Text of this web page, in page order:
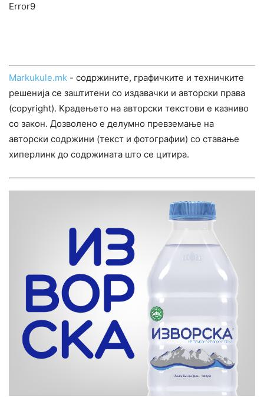
Error9
Markukule.mk - содржините, графичките и техничките
решенија се заштитени со издавачки и авторски права
(copyright). Крадењето на авторски текстови е казниво
со закон. Дозволено е делумно превземање на
авторски содржини (текст и фотографии) со ставање
хиперлинк до содржината што се цитира.